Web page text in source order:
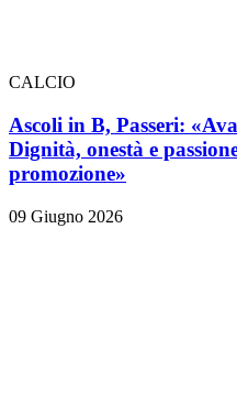
CALCIO
Ascoli in B, Passeri:
Dignità, onestà e
promozione»
09 Giugno 2026